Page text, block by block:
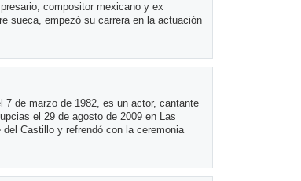
compositor mexicano y ex
sueca, empezó su carrera en la actuación
de marzo de 1982, es un actor, cantante
el 29 de agosto de 2009 en Las
Castillo y refrendó con la ceremonia